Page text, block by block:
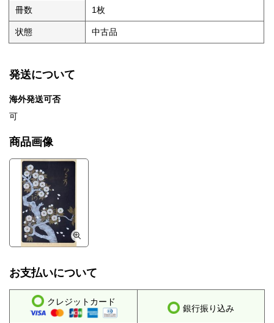
冊数 1枚
状態 中古品
発送について
海外発送可否
可
商品画像
お支払いについて
クレジットカード
銀行振り込み